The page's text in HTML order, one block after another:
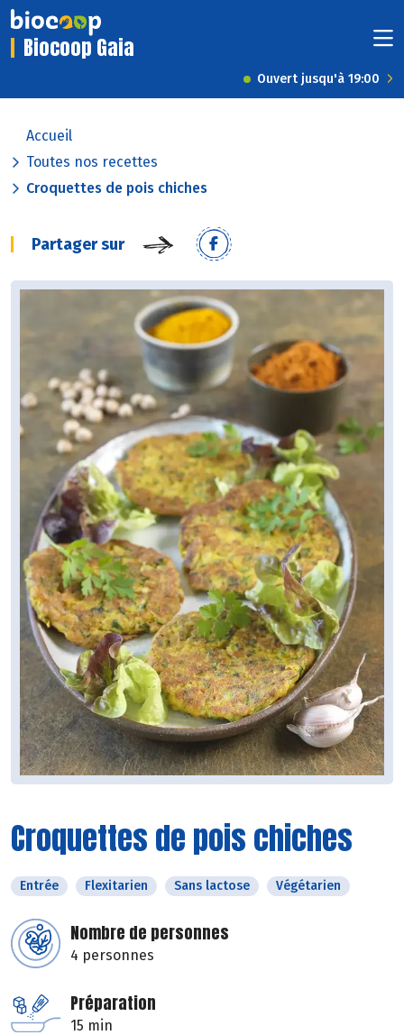
Biocoop Gaia
Ouvert jusqu'à 19:00
Accueil
Toutes nos recettes
Croquettes de pois chiches
Partager sur
Croquettes de pois chiches
Entrée Flexitarien Sans lactose Végétarien
Nombre de personnes
4 personnes
Préparation
15 min